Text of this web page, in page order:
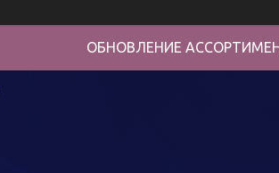
ОБНОВЛЕНИЕ